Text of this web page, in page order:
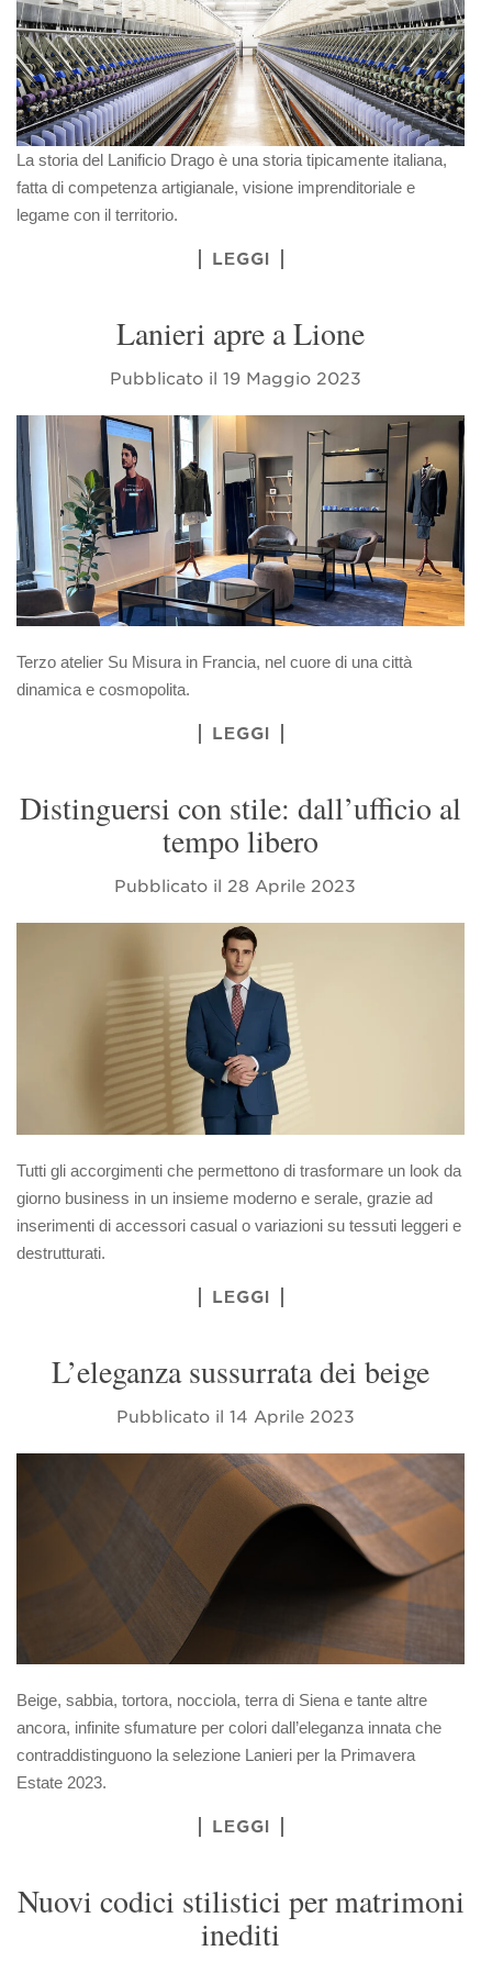
La storia del Lanificio Drago è una storia tipicamente italiana,
fatta di competenza artigianale, visione imprenditoriale e
legame con il territorio.
LEGGI
Lanieri apre a Lione
Pubblicato il 19 Maggio 2023
Terzo atelier Su Misura in Francia, nel cuore di una città
dinamica e cosmopolita.
LEGGI
Distinguersi con stile: dall’ufficio al
tempo libero
Pubblicato il 28 Aprile 2023
Tutti gli accorgimenti che permettono di trasformare un look da
giorno business in un insieme moderno e serale, grazie ad
inserimenti di accessori casual o variazioni su tessuti leggeri e
destrutturati.
LEGGI
L’eleganza sussurrata dei beige
Pubblicato il 14 Aprile 2023
Beige, sabbia, tortora, nocciola, terra di Siena e tante altre
ancora, infinite sfumature per colori dall’eleganza innata che
contraddistinguono la selezione Lanieri per la Primavera
Estate 2023.
LEGGI
Nuovi codici stilistici per matrimoni
inediti